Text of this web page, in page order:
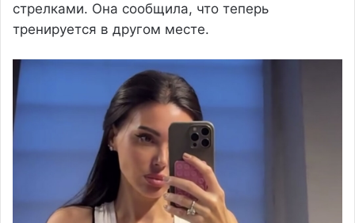
стрелками. Она сообщила, что теперь
тренируется в другом месте.